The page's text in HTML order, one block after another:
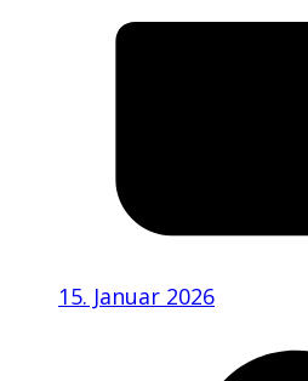
15. Januar 2026